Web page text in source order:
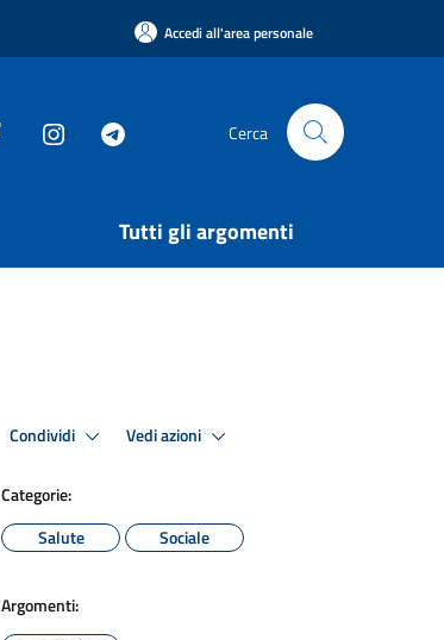
Accedi all'area personale
Cerca
Tutti gli argomenti
Condividi Vedi azioni
Categorie:
Salute
Sociale
Argomenti: